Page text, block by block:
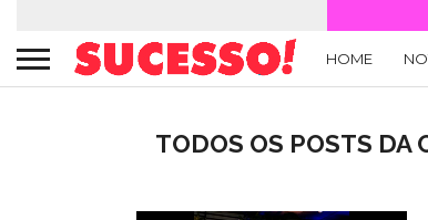
HOME
TODOS OS POSTS DA